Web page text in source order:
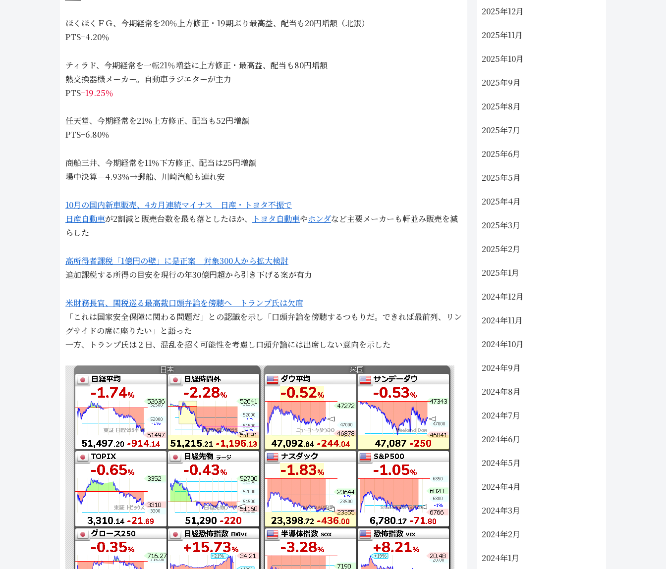
ほくほくＦＧ、今期経常を20％上方修正・19期ぶり最高益、配当も20円増額（北銀）
PTS+4.20％
ティラド、今期経常を一転21％増益に上方修正・最高益、配当も80円増額
熱交換器機メーカー。自動車ラジエターが主力
PTS+19.25％
任天堂、今期経常を21％上方修正、配当も52円増額
PTS+6.80％
商船三井、今期経常を11％下方修正、配当は25円増額
場中決算－4.93％→郵船、川崎汽船も連れ安
10月の国内新車販売、4カ月連続マイナス 日産・トヨタ不振で
日産自動車が2割減と販売台数を最も落としたほか、 トヨタ自動車やホンダなど主要メーカーも軒並み販売を減
らした
高所得者課税「1億円の壁」に是正案 対象300人から拡大検討
追加課税する所得の目安を現行の年30億円超から引き下げる案が有力
米財務長官、関税巡る最高裁口頭弁論を傍聴へ トランプ氏は欠席
「これは国家安全保障に関わる問題だ」との認識を示し「口頭弁論を傍聴するつもりだ。できれば最前列、リン
グサイドの席に座りたい」と語った
一方、トランプ氏は２日、混乱を招く可能性を考慮し口頭弁論には出席しない意向を示した
2025年12月
2025年11月
2025年10月
2025年9月
2025年8月
2025年7月
2025年6月
2025年5月
2025年4月
2025年3月
2025年2月
2025年1月
2024年12月
2024年11月
2024年10月
2024年9月
2024年8月
2024年7月
2024年6月
2024年5月
2024年4月
2024年3月
2024年2月
2024年1月